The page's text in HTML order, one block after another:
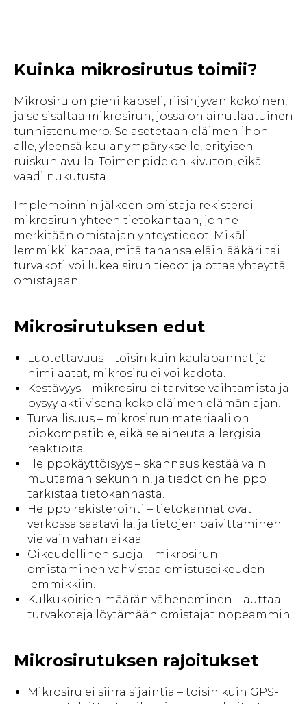
Kuinka mikrosirutus toimii?
Mikrosiru on pieni kapseli, riisinjyvän kokoinen,
ja se sisältää mikrosirun, jossa on ainutlaatuinen
tunnistenumero. Se asetetaan eläimen ihon
alle, yleensä kaulanympärykselle, erityisen
ruiskun avulla. Toimenpide on kivuton, eikä
vaadi nukutusta.
Implemoinnin jälkeen omistaja rekisteröi
mikrosirun yhteen tietokantaan, jonne
merkitään omistajan yhteystiedot. Mikäli
lemmikki katoaa, mitä tahansa eläinlääkäri tai
turvakoti voi lukea sirun tiedot ja ottaa yhteyttä
omistajaan.
Mikrosirutuksen edut
Luotettavuus – toisin kuin kaulapannat ja
nimilaatat, mikrosiru ei voi kadota.
Kestävyys – mikrosiru ei tarvitse vaihtamista ja
pysyy aktiivisena koko eläimen elämän ajan.
Turvallisuus – mikrosirun materiaali on
biokompatible, eikä se aiheuta allergisia
reaktioita.
Helppokäyttöisyys – skannaus kestää vain
muutaman sekunnin, ja tiedot on helppo
tarkistaa tietokannasta.
Helppo rekisteröinti – tietokannat ovat
verkossa saatavilla, ja tietojen päivittäminen
vie vain vähän aikaa.
Oikeudellinen suoja – mikrosirun
omistaminen vahvistaa omistusoikeuden
lemmikkiin.
Kulkukoirien määrän väheneminen – auttaa
turvakoteja löytämään omistajat nopeammin.
Mikrosirutuksen rajoitukset
Mikrosiru ei siirrä sijaintia – toisin kuin GPS-